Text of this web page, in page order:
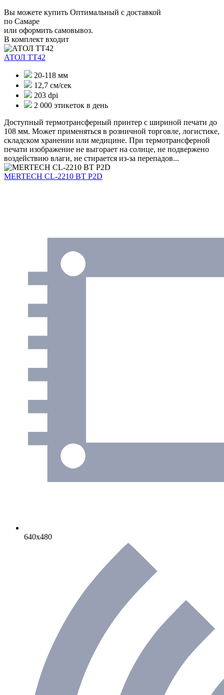
Вы можете купить Оптимальный с доставкой
по Самаре
или оформить самовывоз.
В комплект входит
АТОЛ ТТ42
20-118 мм
12,7 см/сек
203 dpi
2 000 этикеток в день
Доступный термотрансферный принтер с шириной печати до
108 мм. Может применяться в розничной торговле, логистике,
складском хранении или медицине. При термотрансферной
печати изображение не выгорает на солнце, не подвержено
воздействию влаги, не стирается из-за перепадов...
MERTECH CL-2210 BT P2D
640х480